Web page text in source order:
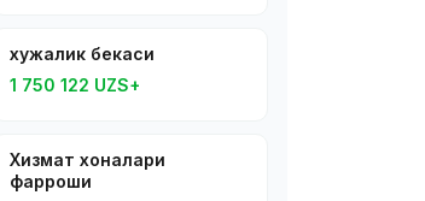
хужалик бекаси
1 750 122 UZS+
Хизмат хоналари
фарроши